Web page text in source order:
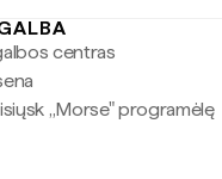
centras
„Morse" programėlę